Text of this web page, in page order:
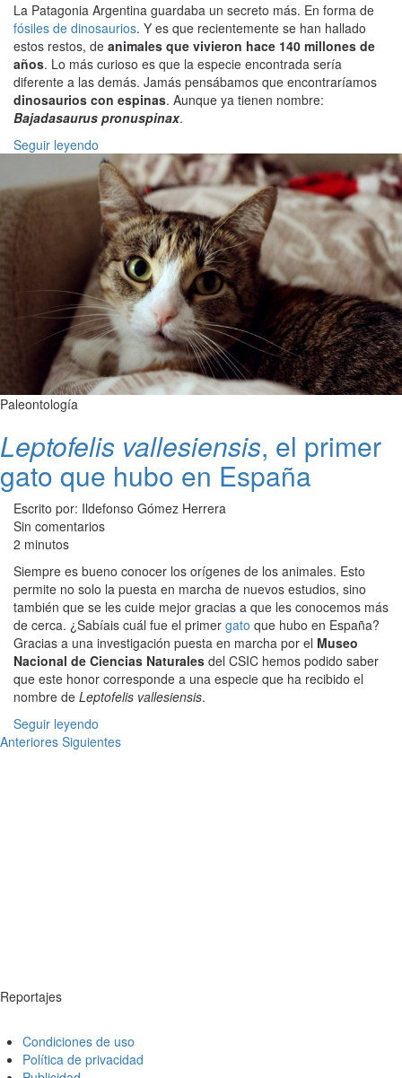
La Patagonia Argentina guardaba un secreto más. En forma de
fósiles de dinosaurios. Y es que recientemente se han hallado
estos restos, de animales que vivieron hace 140 millones de
años. Lo más curioso es que la especie encontrada sería
diferente a las demás. Jamás pensábamos que encontraríamos
dinosaurios con espinas. Aunque ya tienen nombre:
Bajadasaurus pronuspinax.
Seguir leyendo
Paleontología
Leptofelis vallesiensis, el primer
gato que hubo en España
Escrito por: Ildefonso Gómez Herrera
Sin comentarios
2 minutos
Siempre es bueno conocer los orígenes de los animales. Esto
permite no solo la puesta en marcha de nuevos estudios, sino
también que se les cuide mejor gracias a que les conocemos más
de cerca. ¿Sabíais cuál fue el primer gato que hubo en España?
Gracias a una investigación puesta en marcha por el Museo
Nacional de Ciencias Naturales del CSIC hemos podido saber
que este honor corresponde a una especie que ha recibido el
nombre de Leptofelis vallesiensis.
Seguir leyendo
Anteriores Siguientes
Reportajes
Condiciones de uso
Política de privacidad